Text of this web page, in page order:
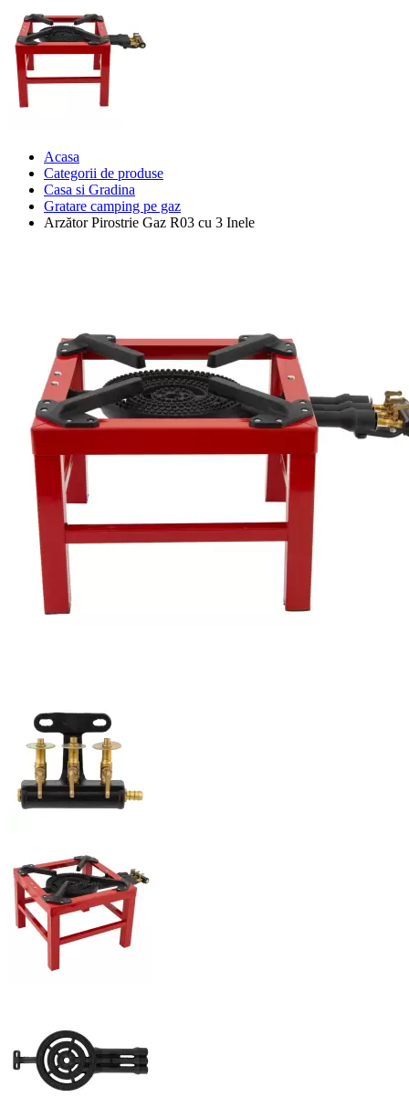
Acasa
Categorii de produse
Casa si Gradina
Gratare camping pe gaz
Arzător Pirostrie Gaz R03 cu 3 Inele